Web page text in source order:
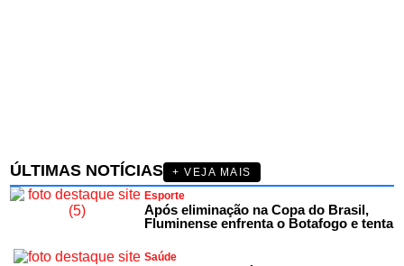
ÚLTIMAS NOTÍCIAS
+ VEJA MAIS
Esporte
Após eliminação na Copa do Brasil,
Fluminense enfrenta o Botafogo e tenta
Saúde